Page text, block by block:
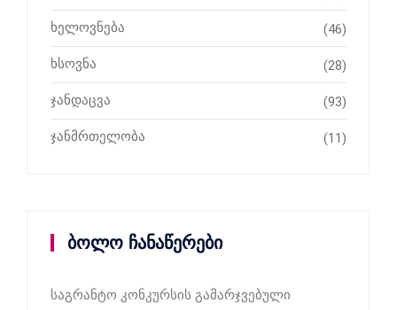
ხელოვნება (46)
ხსოვნა (28)
ჯანდაცვა (93)
ჯანმრთელობა (11)
ბოლო ჩანაწერები
საგრანტო კონკურსის გამარჯვებული